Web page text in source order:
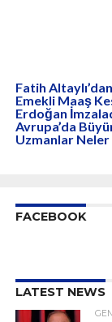
Fatih
Emekli Maaş
Erdoğan
Avrupa’da
Uzmanlar Neler
FACEBOOK
LATEST NEWS